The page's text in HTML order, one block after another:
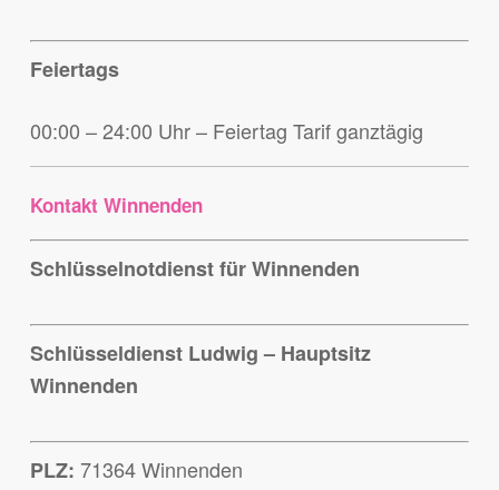
Feiertags
00:00 – 24:00 Uhr – Feiertag Tarif ganztägig
Kontakt Winnenden
Schlüsselnotdienst für Winnenden
Schlüsseldienst Ludwig – Hauptsitz
Winnenden
PLZ: 71364 Winnenden